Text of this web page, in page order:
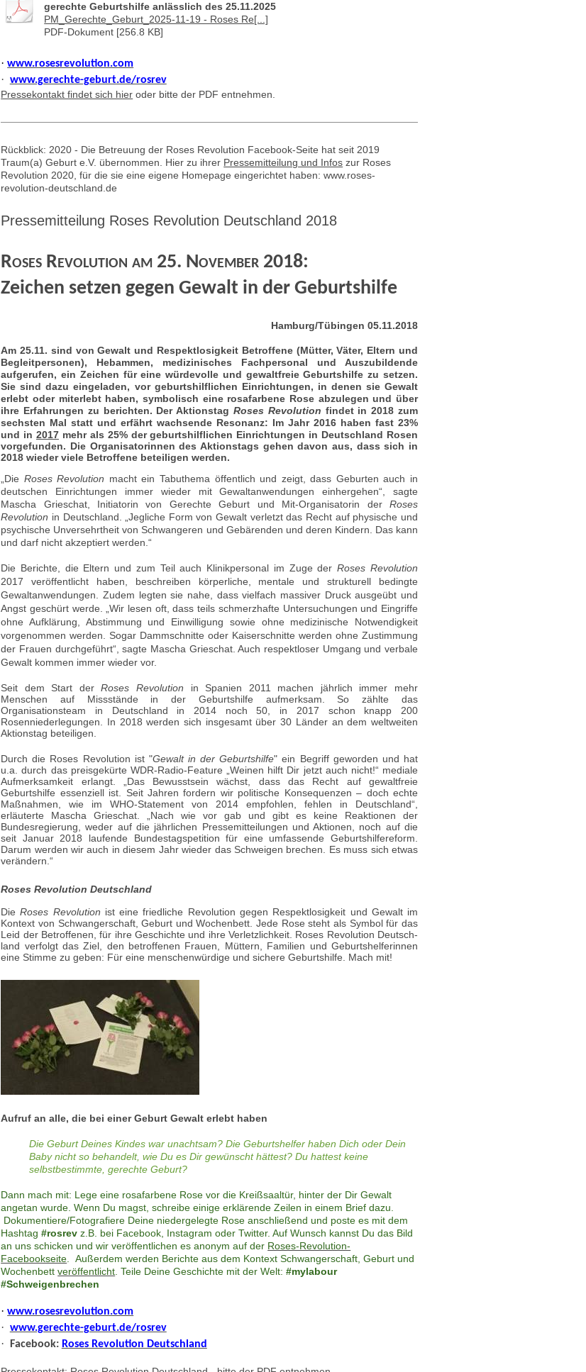
gerechte Geburtshilfe anlässlich des 25.11.2025
PM_Gerechte_Geburt_2025-11-19 - Roses Re[...]
PDF-Dokument [256.8 KB]
· www.rosesrevolution.com
· www.gerechte-geburt.de/rosrev
Pressekontakt findet sich hier oder bitte der PDF entnehmen.
Rückblick: 2020 - Die Betreuung der Roses Revolution Facebook-Seite hat seit 2019
Traum(a) Geburt e.V. übernommen. Hier zu ihrer Pressemitteilung und Infos zur Roses
Revolution 2020, für die sie eine eigene Homepage eingerichtet haben: www.roses-
revolution-deutschland.de
Pressemitteilung Roses Revolution Deutschland 2018
Roses Revolution am 25. November 2018:
Zeichen setzen gegen Gewalt in der Geburtshilfe
Hamburg/Tübingen 05.11.2018
Am 25.11. sind von Gewalt und Respektlosigkeit Betroffene (Mütter, Väter, Eltern und
Begleitpersonen), Hebammen, medizinisches Fachpersonal und Auszubildende
aufgerufen, ein Zeichen für eine würdevolle und gewaltfreie Geburtshilfe zu setzen.
Sie sind dazu eingeladen, vor geburtshilflichen Einrichtungen, in denen sie Gewalt
erlebt oder miterlebt haben, symbolisch eine rosafarbene Rose abzulegen und über
ihre Erfahrungen zu berichten. Der AktionstagRoses Revolution findet in 2018 zum
sechs­ten Mal statt und erfährt wachsende Resonanz: Im Jahr 2016 haben fast 23%
und in 2017mehr als 25% der geburtshilflichen Einrichtungen in Deutschland Rosen
vorge­funden. Die Organisatorinnen des Aktionstags gehen davon aus, dass sich in
2018 wieder viele Betroffene beteiligen werden.
„Die Roses Revolution macht ein Tabu­thema öffentlich und zeigt, dass Geburten auch in
deutschen Einrichtungen immer wieder mit Gewaltanwendungen einher­gehen“,
sagte
Mascha Grieschat, Initiatorin von Gerechte Geburt und Mit-Organisatorin der Roses
Revolution in Deutschland. „Jegliche Form von Gewalt verletzt das Recht auf physische und
psychische Unversehrtheit von Schwangeren und Gebärenden und deren Kindern. Das kann
und darf nicht akzeptiert werden.“
Die Berichte, die Eltern und zum Teil auch Klinikpersonal im Zuge derRoses Revoluti­on
2017 veröffentlicht haben, beschreiben körperliche, mentale und strukturell beding­te
Gewaltanwendungen. Zudem legten sie nahe, dass vielfach massiver Druck ausgeübt und
Angst geschürt werde. „Wir lesen oft, dass teils schmerzhafte Untersuchungen und Eingriffe
ohne Aufklärung, Abstimmung und Einwilligung sowie ohne medizinische Notwendigkeit
vorgenommen werden. Sogar Dammschnitte oder Kaiserschnitte werden ohne Zustimmung
der Frauen durchgeführt“, sagte Mascha Grieschat. Auch respektloser Umgang und verbale
Gewalt kommen immer wieder vor.
Seit dem Start derRoses Revolution in Spanien 2011 machen jährlich immer mehr
Menschen auf Missstände in der Geburtshilfe aufmerksam. So zählte das
Organisationsteam in Deutschland in 2014 noch 50, in 2017 schon knapp 200
Rosenniederlegungen. In 2018 werden sich insgesamt über 30 Länder an dem weltweiten
Aktionstag beteiligen.
Durch die Roses Revolution ist "Gewalt in der Geburtshilfe" ein Begriff geworden und hat
u.a. durch das preisgekürte WDR-Radio-Feature „Weinen hilft Dir jetzt auch nicht!“ mediale
Aufmerk­samkeit erlangt. „Das Bewusstsein wächst, dass das Recht auf gewaltfreie
Geburtshilfe essen­ziell ist. Seit Jahren fordern wir politische Konsequenzen – doch echte
Maßnahmen, wie im WHO-Statement von 2014 empfohlen, fehlen in Deutschland“,
erläuterte Mascha Grieschat. „Nach wie vor gab und gibt es keine Reaktionen der
Bundesregierung, weder auf die jährlichen Pressemitteilungen und Aktionen, noch auf die
seit Januar 2018 laufende Bundestagspetition für eine umfassende Geburtshilfereform.
Darum werden wir auch in diesem Jahr wieder das Schweigen brechen. Es muss sich etwas
verändern.“
Roses Revolution Deutschland
DieRoses Revolution ist eine friedliche Revolution gegen Respektlosigkeit und Gewalt im
Kontext von Schwangerschaft, Geburt und Wochenbett. Jede Rose steht als Symbol für das
Leid der Betroffenen, für ihre Geschichte und ihre Verletzlichkeit. Roses Revolution Deutsch­
land verfolgt das Ziel, den betroffenen Frauen, Müttern, Familien und Geburtshelferinnen
eine Stimme zu geben: Für eine menschenwürdige und sichere Geburtshilfe. Mach mit!
Aufruf an alle, die bei einer Geburt Gewalt erlebt haben
Die Geburt Deines Kindes war unachtsam? Die Geburtshelfer haben Dich oder Dein
Baby nicht so behandelt, wie Du es Dir gewünscht hättest? Du hattest keine
selbstbestimmte, gerechte Geburt?
Dann mach mit: Lege eine rosafarbene Rose vor die Kreißsaaltür, hinter der Dir Gewalt
angetan wurde. Wenn Du magst, schreibe einige erklärende Zeilen in einem Brief dazu.
Dokumentiere/Fotografiere Deine niedergelegte Rose anschließend und poste es mit dem
Hashtag#rosrev z.B. bei Facebook, Instagram oder Twitter. Auf Wunsch kannst Du das Bild
an uns schicken und wir veröffentlichen es anonym auf der Roses-Revolution-
Facebookseite. Außerdem werden Berichte aus dem Kontext Schwangerschaft, Geburt und
Wochenbett veröffentlicht. Teile Deine Geschichte mit der Welt:#mylabour
#Schweigenbrechen
· www.rosesrevolution.com
· www.gerechte-geburt.de/rosrev
· Facebook: Roses Revolution Deutschland